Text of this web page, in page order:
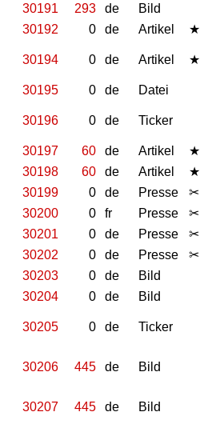
30191
293 de Bild
30192
0 de Artikel ★
30194 0 de Artikel ★
30195
0 de Datei
30196 0 de Ticker
30197
60 de Artikel ★
30198
60 de Artikel ★
30199
0 de Presse ✂
30200
0 fr Presse ✂
30201
0 de Presse ✂
30202
0 de Presse ✂
30203
0 de Bild
30204
0 de Bild
30205 0 de Ticker
30206 445 de Bild
30207 445 de Bild